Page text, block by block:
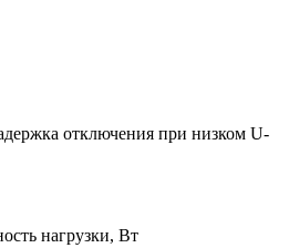
отключения при низком U-
нагрузки, Вт